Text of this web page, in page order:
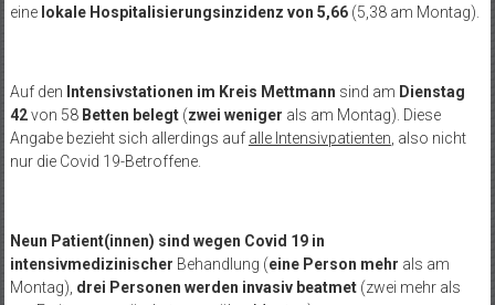
eine lokale Hospitalisierungsinzidenz von 5,66 (5,38 am Montag).
Auf den Intensivstationen im Kreis Mettmann sind am Dienstag
42von 58 Betten belegt(zwei weniger als am Montag). Diese
Angabe bezieht sich allerdings auf alle Intensivpatienten, also nicht
nur die Covid 19-Betroffene.
Neun Patient(innen) sind wegen Covid 19 in
intensivmedizinischer Behandlung (eine Person mehr als am
Montag), drei Personen werden invasiv beatmet (zwei mehr als